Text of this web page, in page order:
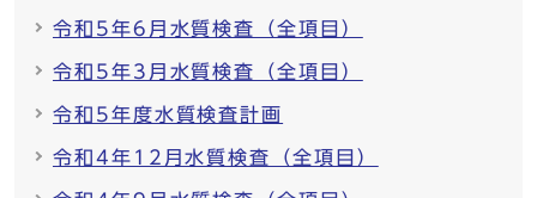
令和5年6月水質検査（全項目）
令和5年3月水質検査（全項目）
令和5年度水質検査計画
令和4年12月水質検査（全項目）